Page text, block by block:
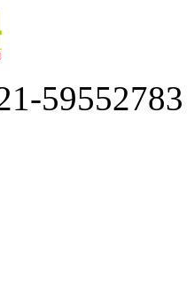
59552783